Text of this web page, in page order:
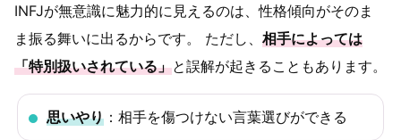
INFJが無意識に魅力的に見えるのは、性格傾向がそのま
ま振る舞いに出るからです。 ただし、 相手によっては
「特別扱いされている」と誤解が起きることもあります。
思いやり ：相手を傷つけない言葉選びができる